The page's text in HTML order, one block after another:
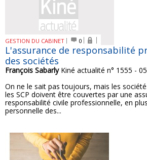
GESTION DU CABINET 0
L'assurance de responsabilité
des sociétés
François SabarlyKiné actualité n° 1555 -
On ne le sait pas toujours, mais les
les SCP doivent être couvertes par une
responsabilité civile professionnelle, en
personnelle des...